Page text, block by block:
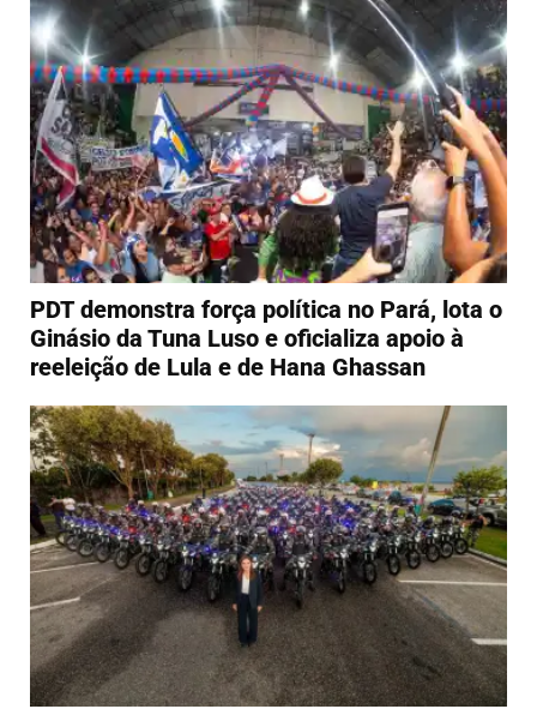
PDT demonstra força política no Pará, lota o
Ginásio da Tuna Luso e oficializa apoio à
reeleição de Lula e de Hana Ghassan